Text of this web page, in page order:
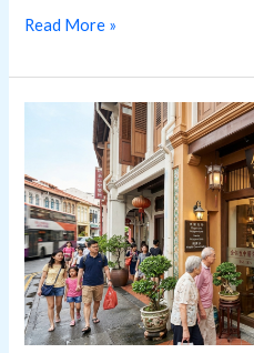
Read More »
Klinik
Pengobatan
Tradisional
Tiongkok